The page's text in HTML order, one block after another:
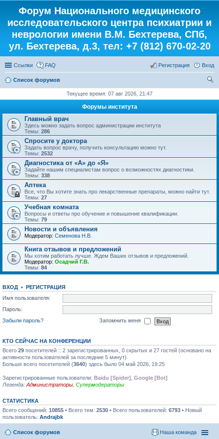
Форум Национального медицинского
исследовательского центра психиатрии и
неврологии имени В.М. Бехтерева, СПб,
ул. Бехтерева, д.3, тел: +7 (812) 670-02-20
Ссылки FAQ Вход
Регистрация
Список форумов
Текущее время: 07 авг 2026, 21:47
Форумы института
Главный врач
Здесь можно задать вопрос администрации института
Темы: 286
Спросите у доктора
Задать вопрос врачу, получить консультацию можно тут.
Темы: 2532
Диагностика от «А» до «Я»
Задайте нашим специалистам вопрос о возможностях диагностики.
Темы: 338
Аптека
Все, что Вы хотите знать про лекарственные препараты, можно найти тут.
Темы: 27
Учебная комната
Вопросы и ответы про обучение и повышение квалификации.
Темы: 79
Новости и объявления
Модератор: Семенова Н.В.
Книга отзывов и предложений
Мы хотим работать лучше. Ждем Ваших отзывов и предложений.
Модератор: Осадчий Г.В.
Темы: 84
ВХОД • РЕГИСТРАЦИЯ
Имя пользователя:
Пароль:
Забыли пароль?
Запомнить меня
КТО СЕЙЧАС НА КОНФЕРЕНЦИИ
Всего 29 посетителей :: 2 зарегистрированных, 0 скрытых и 27 гостей (основано на
активности пользователей за последние 5 минут)
Больше всего посетителей (3640) здесь было 04 май 2026, 19:25
Зарегистрированные пользователи: Baidu [Spider] Google [Bot]
Легенда: Администраторы Супермодераторы
СТАТИСТИКА
Всего сообщений: 10855 • Всего тем: 2530 • Всего пользователей: 6793 • Новый
пользователь: Andrajbk
Список форумов Наша команда